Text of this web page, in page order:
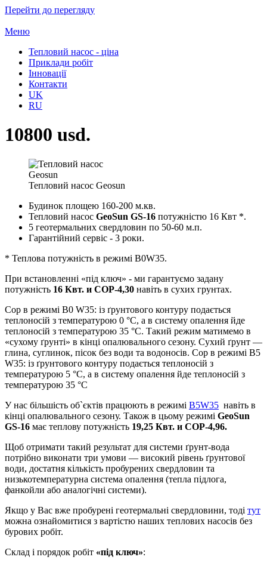
Перейти до перегляду
Меню
Тепловий насос - ціна
Приклади робіт
Інновації
Контакти
UK
RU
10800 usd.
Тепловий насос Geosun
Будинок площею 160-200 м.кв.
Тепловий насос GeoSun GS-16 потужністю 16 Квт *.
5 геотермальних свердловин по 50-60 м.п.
Гарантійний сервіс - 3 роки.
* Теплова потужність в режимі B0W35.
При встановленні «під ключ» - ми гарантуємо задану
потужність 16 Квт. и COP-4,30 навіть в сухих грунтах.
Сор в режимі B0 W35: із ґрунтового контуру подається
теплоносій з температурою 0 °C, а в систему опалення йде
теплоносій з температурою 35 °C. Такий режим матимемо в
«сухому ґрунті» в кінці опалювального сезону. Сухий ґрунт —
глина, суглинок, пісок без води та водоносів. Сор в режимі B5
W35: із ґрунтового контуру подається теплоносій з
температурою 5 °C, а в систему опалення йде теплоносій з
температурою 35 °C
У нас більшість об`єктів працюють в режимі B5W35 навіть в
кінці опалювального сезону. Також в цьому режимі GeoSun
GS-16 має теплову потужність 19,25 Квт. и COP-4,96.
Щоб отримати такий результат для системи ґрунт-вода
потрібно виконати три умови — високий рівень ґрунтової
води, достатня кількість пробурених свердловин та
низькотемпературна система опалення (тепла підлога,
фанкойли або аналогічні системи).
Якщо у Вас вже пробурені геотермальні свердловини, тоді тут
можна ознайомитися з вартістю наших теплових насосів без
бурових робіт.
Склад і порядок робіт «під ключ»: